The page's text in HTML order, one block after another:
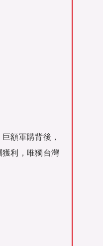
額軍購背後，
利，唯獨台灣